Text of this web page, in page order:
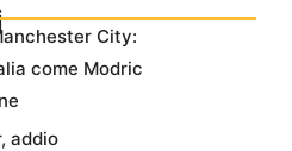
City:
come Modric
addio